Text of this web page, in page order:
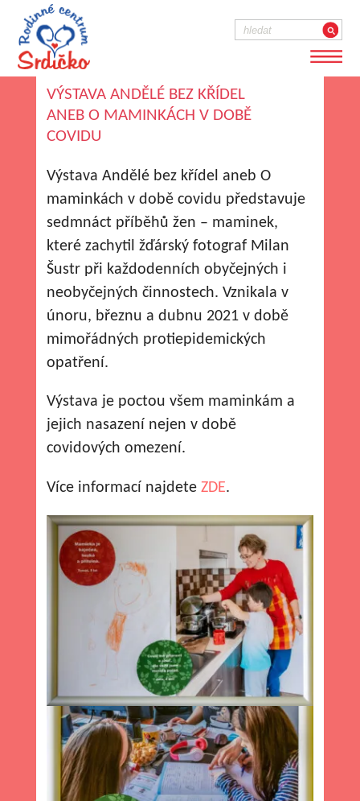
VÝSTAVA ANDĚLÉ BEZ KŘÍDEL
ANEB O MAMINKÁCH V DOBĚ
COVIDU
Výstava Andělé bez křídel aneb O
maminkách v době covidu představuje
sedmnáct příběhů žen – maminek,
které zachytil žďárský fotograf Milan
Šustr při každodenních obyčejných i
neobyčejných činnostech. Vznikala v
únoru, březnu a dubnu 2021 v době
mimořádných protiepidemických
opatření.
Výstava je poctou všem maminkám a
jejich nasazení nejen v době
covidových omezení.
Více informací najdeteZDE.